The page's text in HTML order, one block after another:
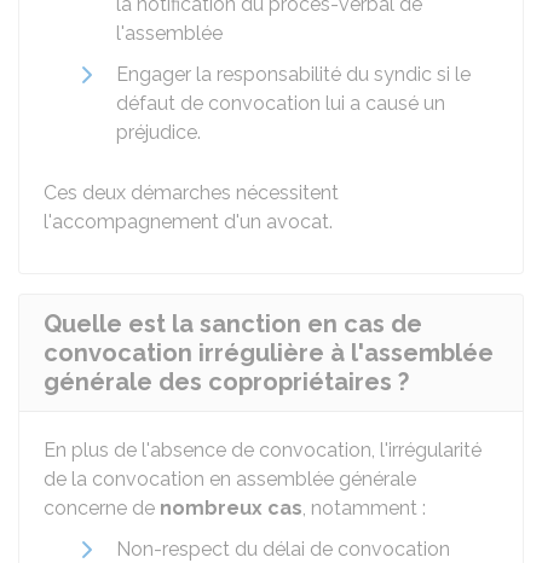
l'assemblée
Engager la responsabilité du syndic si le
défaut de convocation lui a causé un
préjudice.
Ces deux démarches nécessitent
l'accompagnement d'un avocat.
Quelle est la sanction en cas de
convocation irrégulière à l'assemblée
générale des copropriétaires ?
En plus de l'absence de convocation, l'irrégularité
de la convocation en assemblée générale
concerne de nombreux cas, notamment :
Non-respect du délai de convocation